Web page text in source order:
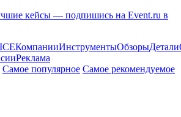
кейсы — подпишись на Event.ru в
КомпанииИнструментыОбзорыДетали
Реклама
Самое популярное Самое рекомендуемое